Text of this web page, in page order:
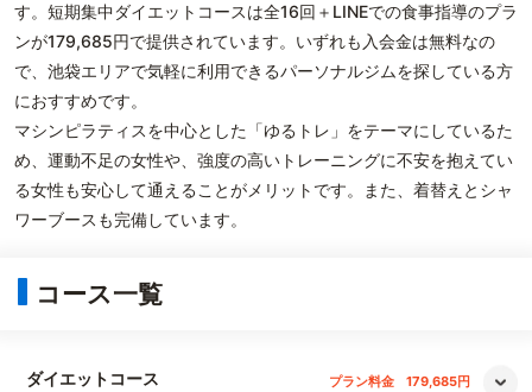
す。短期集中ダイエットコースは全16回＋LINEでの食事指導のプラ
ンが179,685円で提供されています。いずれも入会金は無料なの
で、池袋エリアで気軽に利用できるパーソナルジムを探している方
におすすめです。
マシンピラティスを中心とした「ゆるトレ」をテーマにしているた
め、運動不足の女性や、強度の高いトレーニングに不安を抱えてい
る女性も安心して通えることがメリットです。また、着替えとシャ
ワーブースも完備しています。
コース一覧
ダイエットコース プラン料金 179,685円